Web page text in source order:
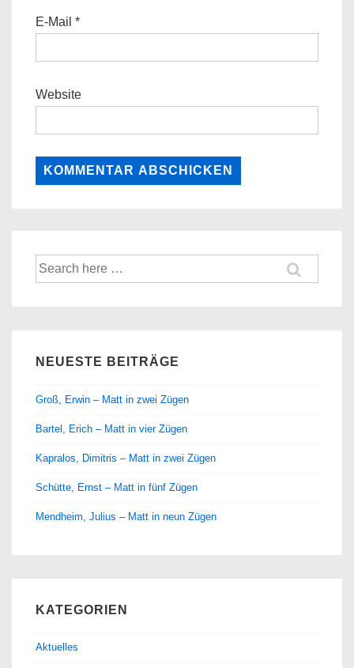
E-Mail *
Website
Suche
nach:
NEUESTE BEITRÄGE
Groß, Erwin – Matt in zwei Zügen
Bartel, Erich – Matt in vier Zügen
Kapralos, Dimitris – Matt in zwei Zügen
Schütte, Ernst – Matt in fünf Zügen
Mendheim, Julius – Matt in neun Zügen
KATEGORIEN
Aktuelles